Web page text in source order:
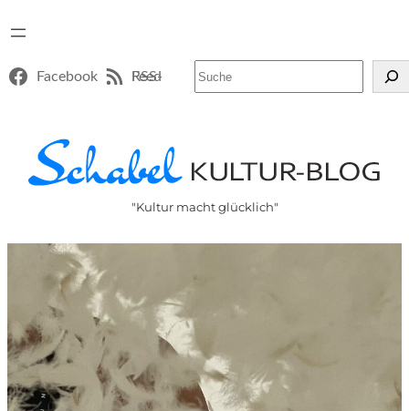
Facebook RSS-Feed
"Kultur macht glücklich"